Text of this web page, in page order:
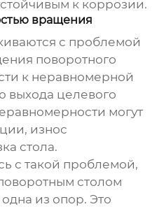
к коррозии.
вращения
с проблемой
поворотного
к неравномерной
выхода целевого
могут
износ
стола.
с такой проблемой,
столом
из опор. Это